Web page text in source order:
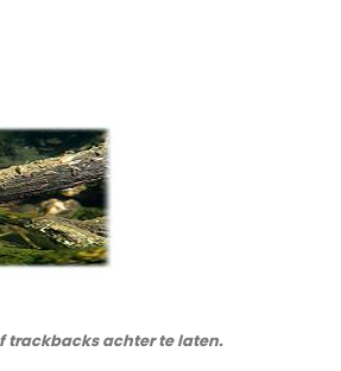
trackbacks achter te laten.